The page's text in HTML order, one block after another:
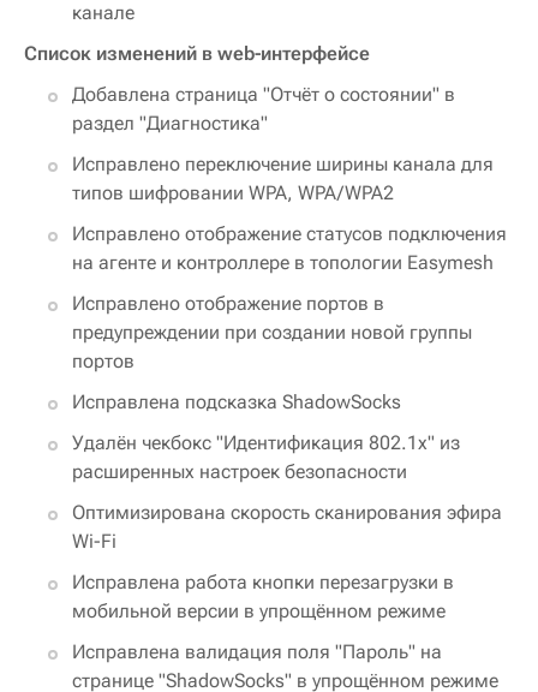
канале
Список изменений в web-интерфейсе
Добавлена страница "Отчёт о состоянии" в
раздел "Диагностика"
Исправлено переключение ширины канала для
типов шифровании WPA, WPA/WPA2
Исправлено отображение статусов подключения
на агенте и контроллере в топологии Easymesh
Исправлено отображение портов в
предупреждении при создании новой группы
портов
Исправлена подсказка ShadowSocks
Удалён чекбокс "Идентификация 802.1x" из
расширенных настроек безопасности
Оптимизирована скорость сканирования эфира
Wi-Fi
Исправлена работа кнопки перезагрузки в
мобильной версии в упрощённом режиме
Исправлена валидация поля "Пароль" на
странице "ShadowSocks" в упрощённом режиме